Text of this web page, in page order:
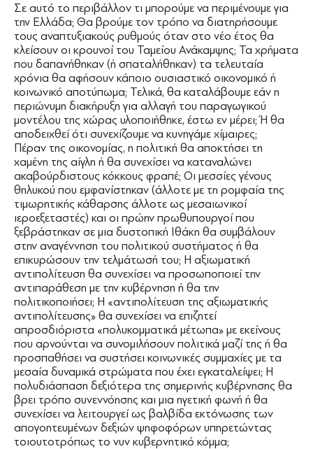
Σε αυτό το περιβάλλον τι μπορούμε να περιμένουμε για
την Ελλάδα; Θα βρούμε τον τρόπο να διατηρήσουμε
τους αναπτυξιακούς ρυθμούς όταν στο νέο έτος θα
κλείσουν οι κρουνοί του Ταμείου Ανάκαμψης; Τα χρήματα
που δαπανήθηκαν (ή σπαταλήθηκαν) τα τελευταία
χρόνια θα αφήσουν κάποιο ουσιαστικό οικονομικό ή
κοινωνικό αποτύπωμα; Τελικά, θα καταλάβουμε εάν η
περιώνυμη διακήρυξη για αλλαγή του παραγωγικού
μοντέλου της χώρας υλοποιήθηκε, έστω εν μέρει; Ή θα
αποδειχθεί ότι συνεχίζουμε να κυνηγάμε χίμαιρες;
Πέραν της οικονομίας, η πολιτική θα αποκτήσει τη
χαμένη της αίγλη ή θα συνεχίσει να καταναλώνει
ακαβούρδιστους κόκκους φραπέ; Οι μεσσίες γένους
θηλυκού που εμφανίστηκαν (άλλοτε με τη ρομφαία της
τιμωρητικής κάθαρσης άλλοτε ως μεσαιωνικοί
ιεροεξεταστές) και οι πρώην πρωθυπουργοί που
ξεβράστηκαν σε μια δυστοπική Ιθάκη θα συμβάλουν
στην αναγέννηση του πολιτικού συστήματος ή θα
επικυρώσουν την τελμάτωσή του; Η αξιωματική
αντιπολίτευση θα συνεχίσει να προσωποποιεί την
αντιπαράθεση με την κυβέρνηση ή θα την
πολιτικοποιήσει; Η «αντιπολίτευση της αξιωματικής
αντιπολίτευσης» θα συνεχίσει να επιζητεί
απροσδιόριστα «πολυκομματικά μέτωπα» με εκείνους
που αρνούνται να συνομιλήσουν πολιτικά μαζί της ή θα
προσπαθήσει να συστήσει κοινωνικές συμμαχίες με τα
μεσαία δυναμικά στρώματα που έχει εγκαταλείψει; Η
πολυδιάσπαση δεξιότερα της σημερινής κυβέρνησης θα
βρει τρόπο συνεννόησης και μια ηγετική φωνή ή θα
συνεχίσει να λειτουργεί ως βαλβίδα εκτόνωσης των
απογοητευμένων δεξιών ψηφοφόρων υπηρετώντας
τοιουτοτρόπως το νυν κυβερνητικό κόμμα;